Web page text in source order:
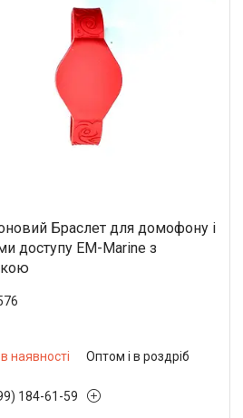
Браслет для домофону і
доступу EM-Marine з
наявності Оптом і в роздріб
184-61-59